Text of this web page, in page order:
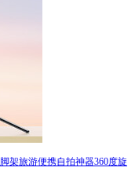
架旅游便携自拍神器360度旋